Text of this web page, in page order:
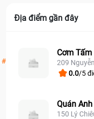
#tradao #eatwithcheesie
Địa điểm gần đây
Cơm
209
0.0/5
Quán
150 Lý